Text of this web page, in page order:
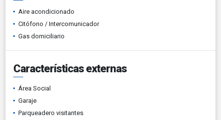
Aire acondicionado
Citófono / Intercomunicador
Gas domiciliario
Características externas
Área Social
Garaje
Parqueadero visitantes